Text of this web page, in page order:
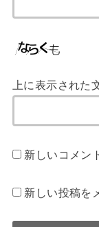
上に表示された
新しいコメン
新しい投稿を